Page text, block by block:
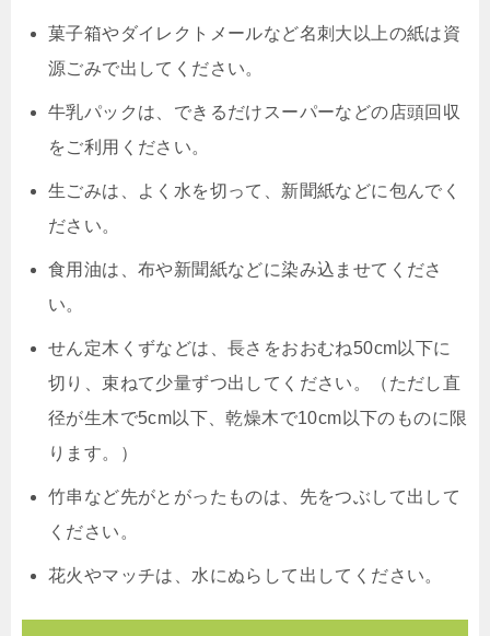
菓子箱やダイレクトメールなど名刺大以上の紙は資
源ごみで出してください。
牛乳パックは、できるだけスーパーなどの店頭回収
をご利用ください。
生ごみは、よく水を切って、新聞紙などに包んでく
ださい。
食用油は、布や新聞紙などに染み込ませてくださ
い。
せん定木くずなどは、長さをおおむね50cm以下に
切り、束ねて少量ずつ出してください。（ただし直
径が生木で5cm以下、乾燥木で10cm以下のものに限
ります。）
竹串など先がとがったものは、先をつぶして出して
ください。
花火やマッチは、水にぬらして出してください。